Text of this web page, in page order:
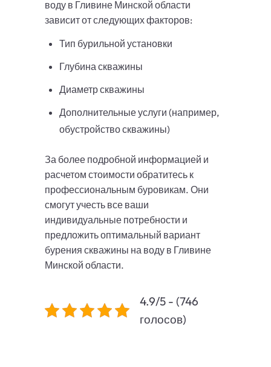
воду в Гливине Минской области
зависит от следующих факторов:
Тип бурильной установки
Глубина скважины
Диаметр скважины
Дополнительные услуги (например,
обустройство скважины)
За более подробной информацией и
расчетом стоимости обратитесь к
профессиональным буровикам. Они
смогут учесть все ваши
индивидуальные потребности и
предложить оптимальный вариант
бурения скважины на воду в Гливине
Минской области.
4.9/5 - (746
голосов)